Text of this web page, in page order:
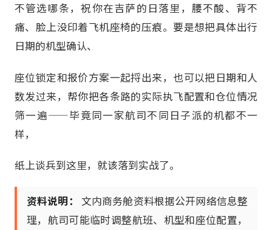
不管选哪条，祝你在吉萨的日落里，腰不酸、背不
痛、脸上没印着飞机座椅的压痕。要是想把具体出行
日期的机型确认、
座位锁定和报价方案一起捋出来，也可以把日期和人
数发过来，帮你把各条路的实际执飞配置和仓位情况
筛一遍——毕竟同一家航司不同日子派的机都不一
样，
纸上谈兵到这里，就该落到实战了。
资料说明：
文内商务舱资料根据公开网络信息整
理，航司可能临时调整航班、机型和座位配置，